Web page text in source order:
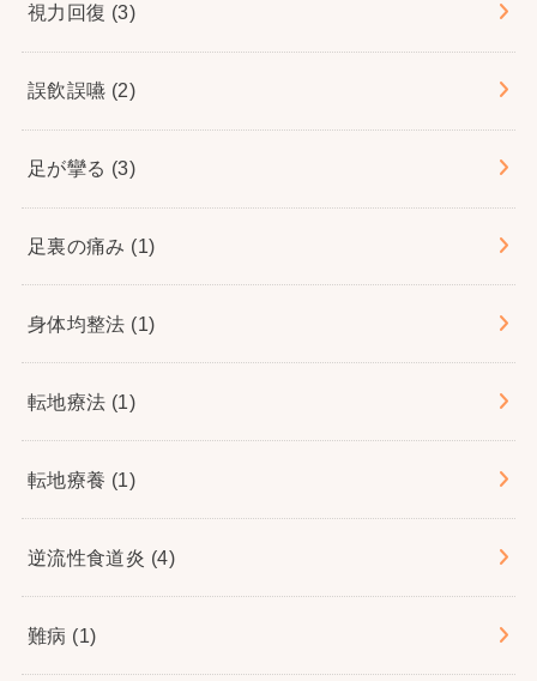
視力回復 (3)
誤飲誤嚥 (2)
足が攣る (3)
足裏の痛み (1)
身体均整法 (1)
転地療法 (1)
転地療養 (1)
逆流性食道炎 (4)
難病 (1)